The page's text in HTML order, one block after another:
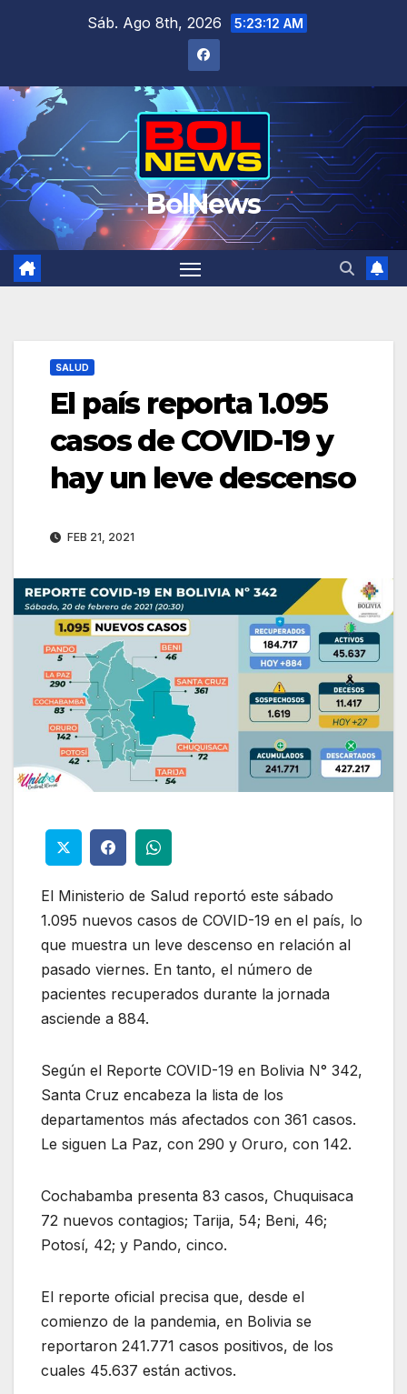
Sáb. Ago 8th, 2026 5:23:13 AM
BolNews
SALUD
El país reporta 1.095
casos de COVID-19 y
hay un leve descenso
FEB 21, 2021
El Ministerio de Salud reportó este sábado
1.095 nuevos casos de COVID-19 en el país, lo
que muestra un leve descenso en relación al
pasado viernes. En tanto, el número de
pacientes recuperados durante la jornada
asciende a 884.
Según el Reporte COVID-19 en Bolivia N° 342,
Santa Cruz encabeza la lista de los
departamentos más afectados con 361 casos.
Le siguen La Paz, con 290 y Oruro, con 142.
Cochabamba presenta 83 casos, Chuquisaca
72 nuevos contagios; Tarija, 54; Beni, 46;
Potosí, 42; y Pando, cinco.
El reporte oficial precisa que, desde el
comienzo de la pandemia, en Bolivia se
reportaron 241.771 casos positivos, de los
cuales 45.637 están activos.